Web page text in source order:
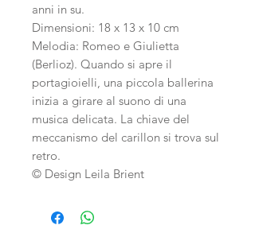
anni in su.
Dimensioni: 18 x 13 x 10 cm
Melodia: Romeo e Giulietta
(Berlioz). Quando si apre il
portagioielli, una piccola ballerina
inizia a girare al suono di una
musica delicata. La chiave del
meccanismo del carillon si trova sul
retro.
© Design Leila Brient